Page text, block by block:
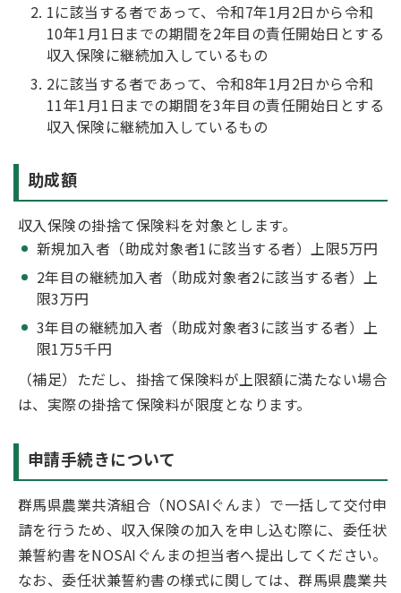
1に該当する者であって、令和7年1月2日から令和
10年1月1日までの期間を2年目の責任開始日とする
収入保険に継続加入しているもの
2に該当する者であって、令和8年1月2日から令和
11年1月1日までの期間を3年目の責任開始日とする
収入保険に継続加入しているもの
助成額
収入保険の掛捨て保険料を対象とします。
新規加入者（助成対象者1に該当する者）上限5万円
2年目の継続加入者（助成対象者2に該当する者）上
限3万円
3年目の継続加入者（助成対象者3に該当する者）上
限1万5千円
（補足）ただし、掛捨て保険料が上限額に満たない場合
は、実際の掛捨て保険料が限度となります。
申請手続きについて
群馬県農業共済組合（NOSAIぐんま）で一括して交付申
請を行うため、収入保険の加入を申し込む際に、委任状
兼誓約書をNOSAIぐんまの担当者へ提出してください。
なお、委任状兼誓約書の様式に関しては、群馬県農業共